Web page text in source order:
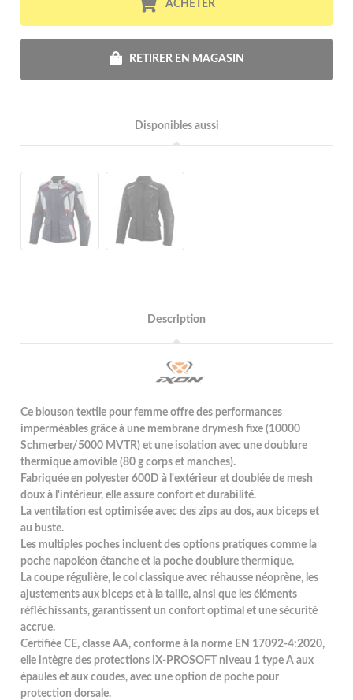
ACHETER
RETIRER EN MAGASIN
Disponibles aussi
Description
Ce blouson textile pour femme offre des performances
imperméables grâce à une membrane drymesh fixe (10000
Schmerber/5000 MVTR) et une isolation avec une doublure
thermique amovible (80 g corps et manches).
Fabriquée en polyester 600D à l'extérieur et doublée de mesh
doux à l'intérieur, elle assure confort et durabilité.
La ventilation est optimisée avec des zips au dos, aux biceps et
au buste.
Les multiples poches incluent des options pratiques comme la
poche napoléon étanche et la poche doublure thermique.
La coupe régulière, le col classique avec réhausse néoprène, les
ajustements aux biceps et à la taille, ainsi que les éléments
réfléchissants, garantissent un confort optimal et une sécurité
accrue.
Certifiée CE, classe AA, conforme à la norme EN 17092-4:2020,
elle intègre des protections IX-PROSOFT niveau 1 type A aux
épaules et aux coudes, avec une option de poche pour
protection dorsale.